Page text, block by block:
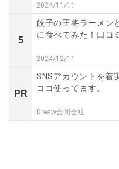
2024/11/11
5
餃子の王将ラーメン
に食べてみた！口コ
2024/12/11
PR
SNSアカウントを着
ココ使ってます。
Dreaw合同会社